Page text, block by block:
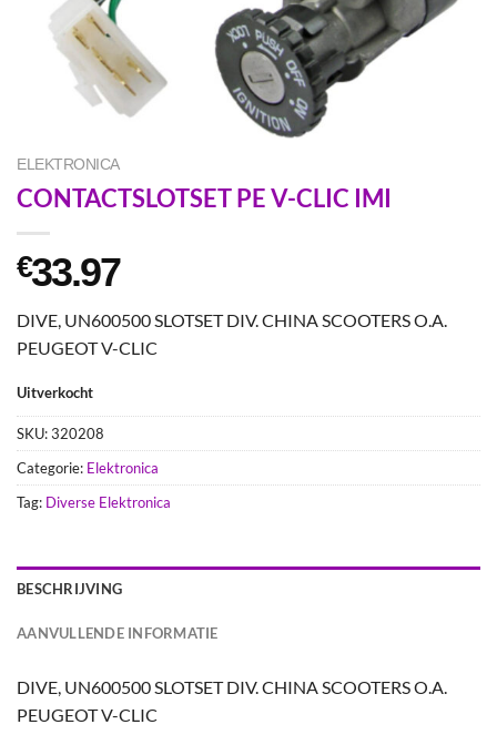
ELEKTRONICA
CONTACTSLOTSET PE V-CLIC IMI
€33.97
DIVE, UN600500 SLOTSET DIV. CHINA SCOOTERS O.A.
PEUGEOT V-CLIC
Uitverkocht
SKU:320208
Categorie: Elektronica
Tag: Diverse Elektronica
BESCHRIJVING
AANVULLENDE INFORMATIE
DIVE, UN600500 SLOTSET DIV. CHINA SCOOTERS O.A.
PEUGEOT V-CLIC